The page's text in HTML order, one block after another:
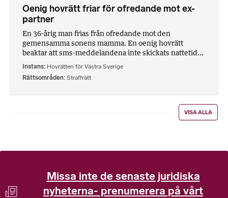
Oenig hovrätt friar för ofredande mot ex-
partner
En 36-årig man frias från ofredande mot den
gemensamma sonens mamma. En oenig hovrätt
beaktar att sms-meddelandena inte skickats nattetid...
Instans Hovrätten för Västra Sverige
Rättsområden Straffrätt
VISA ALLA
Missa inte de senaste juridiska
nyheterna- prenumerera på vårt